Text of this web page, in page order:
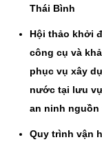
Thái Bình
Hội thảo khởi
công cụ và
phục vụ xây
nước tại lưu
an ninh
Quy trình vận